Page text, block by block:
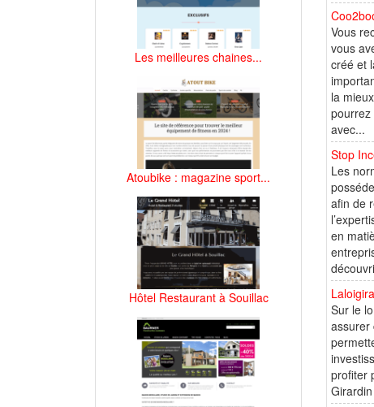
Les meilleures chaines...
Atoubike : magazine sport...
Hôtel Restaurant à Souillac
Vous
vous
créé et
la
pourrez
avec...
Stop
Les
afin de
en
Sur le
assurer
profiter